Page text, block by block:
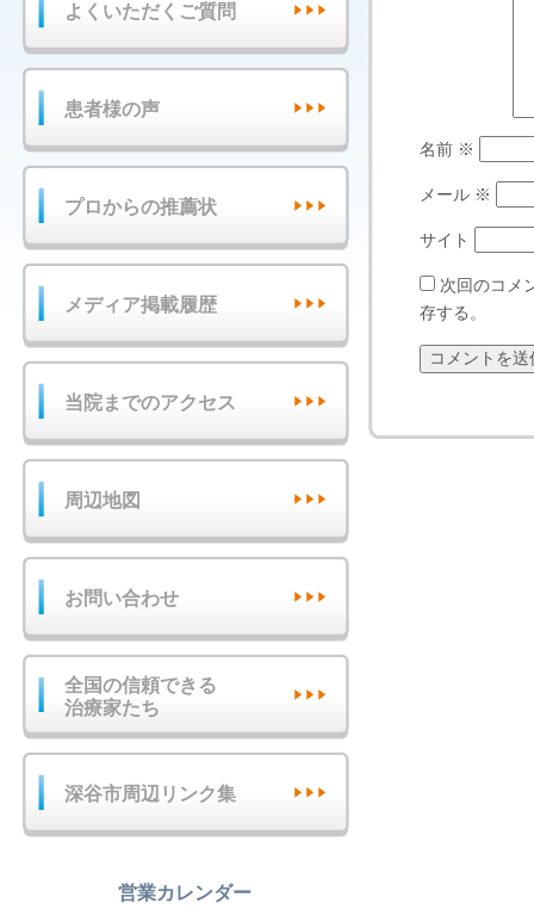
名前 ※
メール ※
サイト
次回のコメ
存する。
よくいただくご質問
患者様の声
プロからの推薦状
メディア掲載履歴
当院までのアクセス
周辺地図
お問い合わせ
全国の信頼できる
治療家たち
深谷市周辺リンク集
営業カレンダー